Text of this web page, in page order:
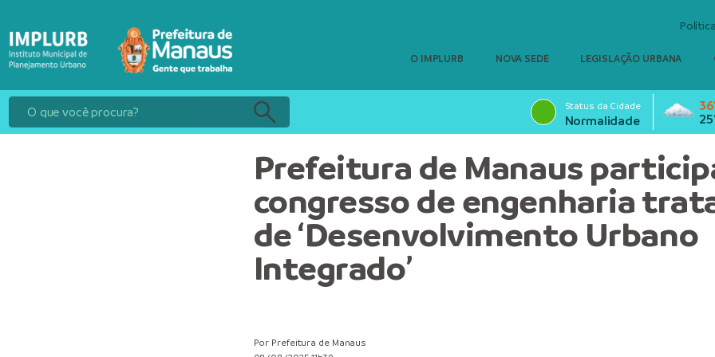
O IMPLURB NOVA SEDE LEGISLAÇÃO URBANA
Status da Cidade
Normalidade
Prefeitura de Manaus
congresso de engenharia
de ‘Desenvolvimento Urbano
Integrado’
Por Prefeitura de Manaus